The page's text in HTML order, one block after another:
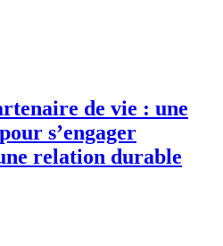
de vie : une
s’engager
relation durable